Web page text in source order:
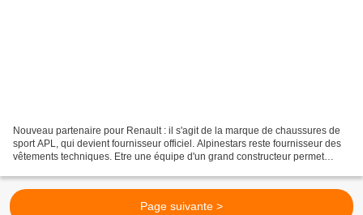
Nouveau partenaire pour Renault : il s'agit de la marque de chaussures de
sport APL, qui devient fournisseur officiel. Alpinestars reste fournisseur des
vêtements techniques. Etre une équipe d'un grand constructeur permet
Page suivante >